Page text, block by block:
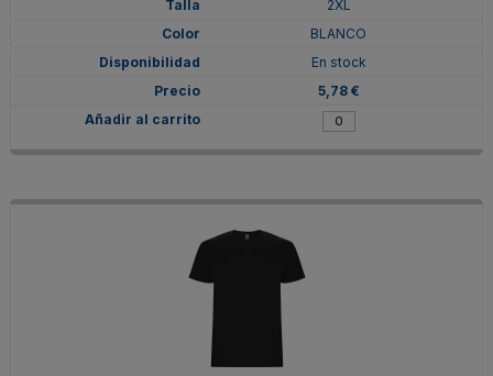
2XL
BLANCO
En stock
5,78 €